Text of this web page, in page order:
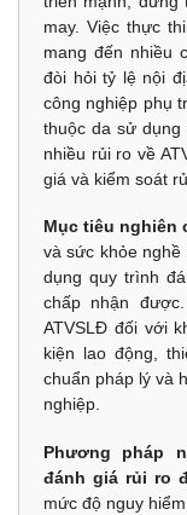
may. Việc thực
mang đến nhiều
đòi hỏi tỷ lệ nội
công nghiệp phụ
thuộc da sử dụng
nhiều rủi ro về
giá và kiểm soát
Mục tiêu nghiên
và sức khỏe nghề
dụng quy trình
chấp nhận
ATVSLĐ đối với
kiện lao động,
chuẩn pháp lý và
nghiệp.
Phương pháp
đánh giá rủi ro
mức độ nguy